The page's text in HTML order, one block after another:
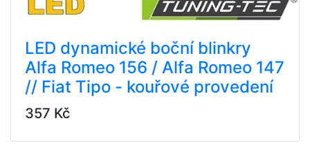
LED dynamické boční blinkry
Alfa Romeo 156 / Alfa Romeo 147
// Fiat Tipo - kouřové provedení
357 Kč